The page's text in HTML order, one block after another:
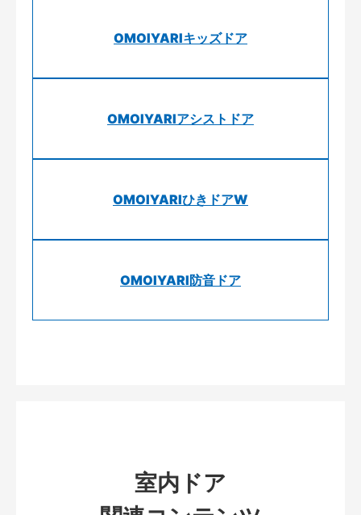
OMOIYARIキッズドア
OMOIYARIアシストドア
OMOIYARIひきドアW
OMOIYARI防音ドア
室内ドア